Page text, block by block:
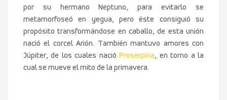
por su hermano Neptuno, para evitarlo se
metamorfoseó en yegua, pero éste consiguió su
propósito transformándose en caballo, de esta unión
nació el corcel Arión. También mantuvo amores con
Júpiter, de los cuales nació Proserpina, en torno a la
cual se mueve el mito de la primavera.